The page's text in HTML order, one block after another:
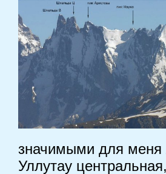
значимыми для меня
Уллутау